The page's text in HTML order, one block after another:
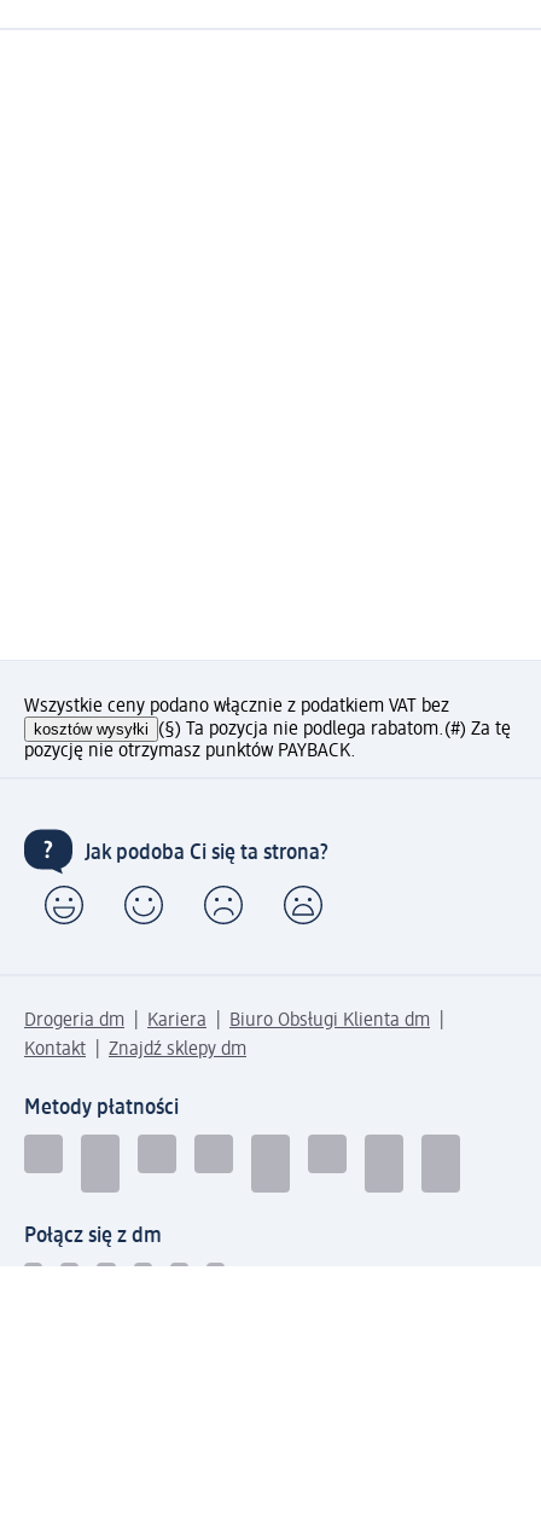
Wszystkie ceny podano włącznie z podatkiem VAT bez
kosztów wysyłki (§) Ta pozycja nie podlega rabatom.(#) Za tę
pozycję nie otrzymasz punktów PAYBACK.
Jak podoba Ci się ta strona?
Drogeria dm Kariera
Biuro Obsługi Klienta dm
Kontakt
Znajdź sklepy dm
Metody płatności
Połącz się z dm